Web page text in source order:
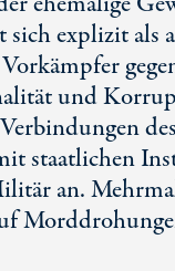
sich explizit als
und
staatlichen
an.